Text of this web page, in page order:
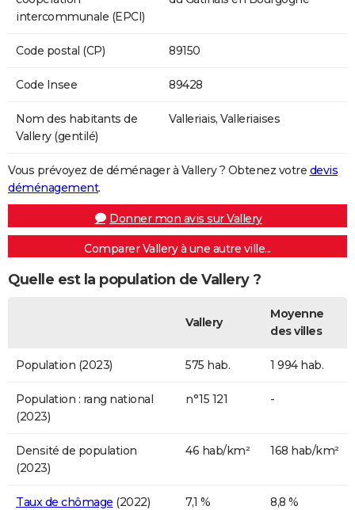
intercommunale (EPCI)
Code postal (CP) 89150
Code Insee 89428
Nom des habitants de
Vallery (gentilé)
Valleriais, Valleriaises
Vous prévoyez de déménager à Vallery ? Obtenez votre devis
déménagement.
Donner mon avis sur Vallery
Comparer Vallery à une autre ville...
Quelle est la population de Vallery ?
Vallery
Moyenne
des villes
Population (2023) 575 hab. 1 994 hab.
Population : rang national
(2023)
n°15 121 -
Densité de population
(2023)
46 hab/km² 168 hab/km²
Taux de chômage (2022) 7,1 % 8,8 %